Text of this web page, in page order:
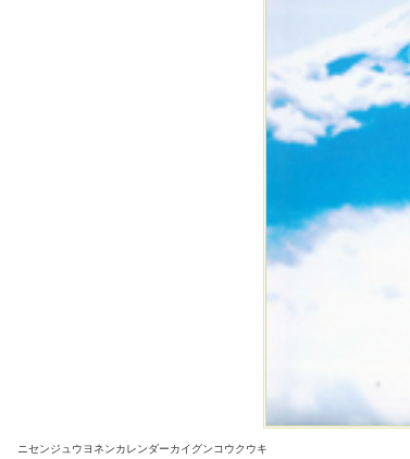
ニセンジュウヨネンカレンダーカイグンコウクウキ